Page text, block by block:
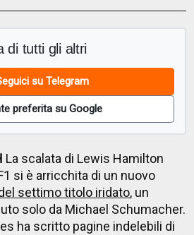
di tutti gli altri
su Telegram
preferita su Google
La scalata di Lewis Hamilton
si è arricchita di un nuovo
settimo titolo iridato, un
solo da Michael Schumacher.
ha scritto pagine indelebili di